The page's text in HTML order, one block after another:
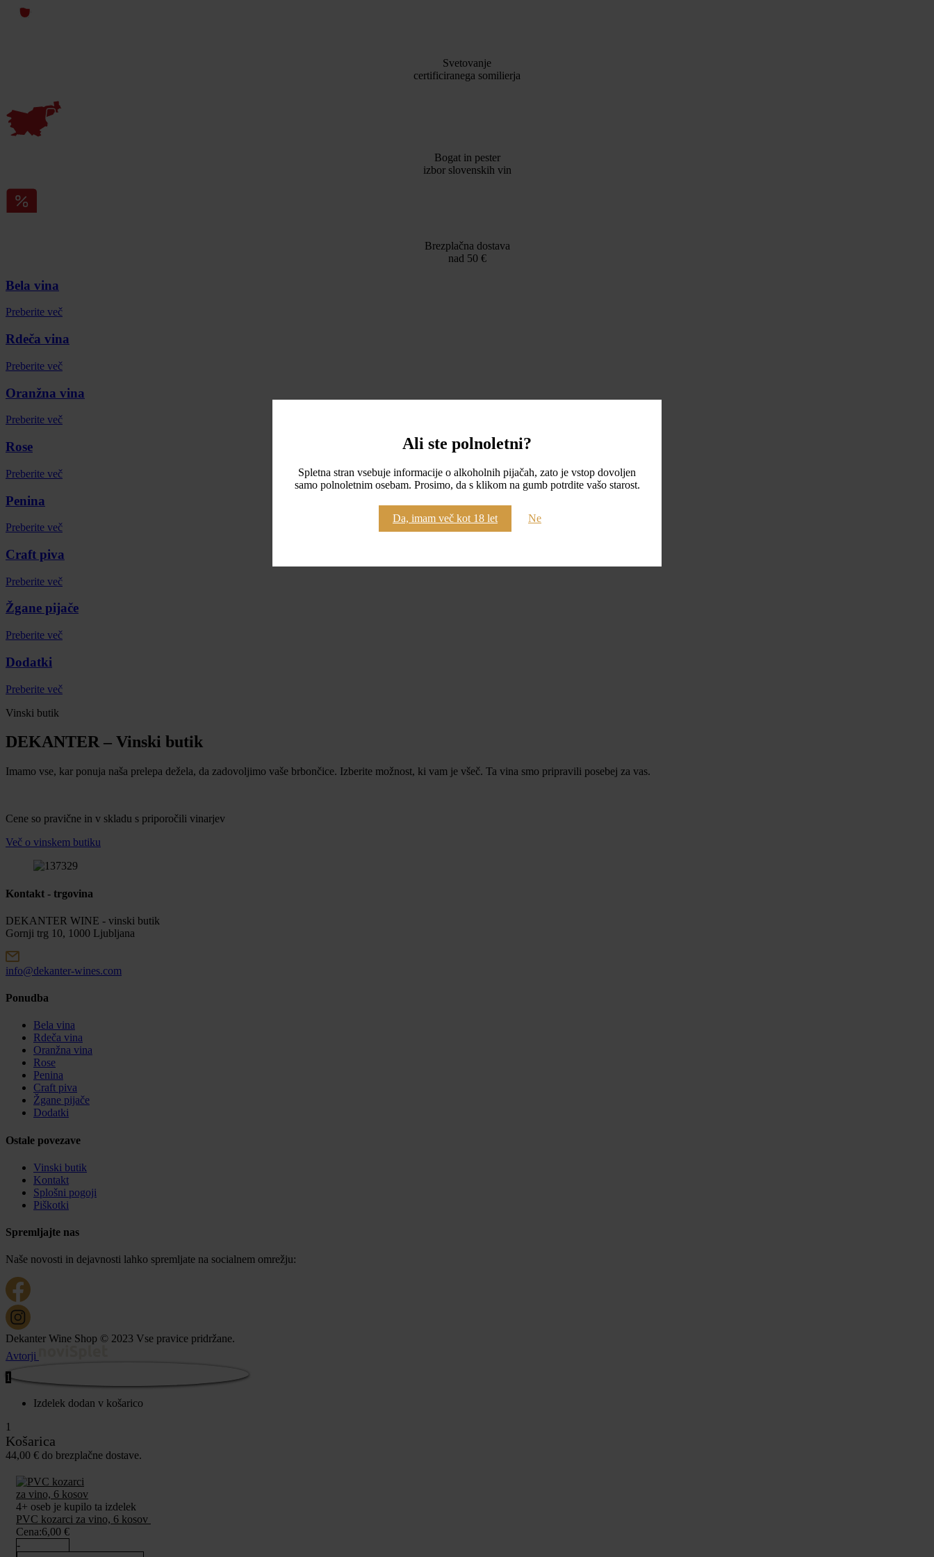
Ali ste polnoletni?
Spletna stran vsebuje informacije o alkoholnih pijačah, zato je vstop dovoljen
samo polnoletnim osebam. Prosimo, da s klikom na gumb potrdite vašo starost.
Da, imam več kot 18 let Ne
Svetovanje
certificiranega somilierja
Bogat in pester
izbor slovenskih vin
Brezplačna dostava
nad 50 €
Bela vina
Preberite več
Rdeča vina
Preberite več
Oranžna vina
Preberite več
Rose
Preberite več
Penina
Preberite več
Craft piva
Preberite več
Žgane pijače
Preberite več
Dodatki
Preberite več
Vinski butik
DEKANTER – Vinski butik
Imamo vse, kar ponuja naša prelepa dežela, da zadovoljimo vaše brbončice. Izberite možnost, ki vam je všeč. Ta vina smo pripravili posebej za vas.
Cene so pravične in v skladu s priporočili vinarjev
Več o vinskem butiku
Kontakt - trgovina
DEKANTER WINE - vinski butik
Gornji trg 10, 1000 Ljubljana
info@dekanter-wines.com
Ponudba
Bela vina
Rdeča vina
Oranžna vina
Rose
Penina
Craft piva
Žgane pijače
Dodatki
Ostale povezave
Vinski butik
Kontakt
Splošni pogoji
Piškotki
Spremljajte nas
Naše novosti in dejavnosti lahko spremljate na socialnem omrežju:
Dekanter Wine Shop © 2023 Vse pravice pridržane.
Avtorji
1
Izdelek dodan v košarico
1
Košarica
44,00 € do brezplačne dostave.
4+ oseb je kupilo ta izdelek
PVC kozarci za vino, 6 kosov
Cena:6,00 €
-